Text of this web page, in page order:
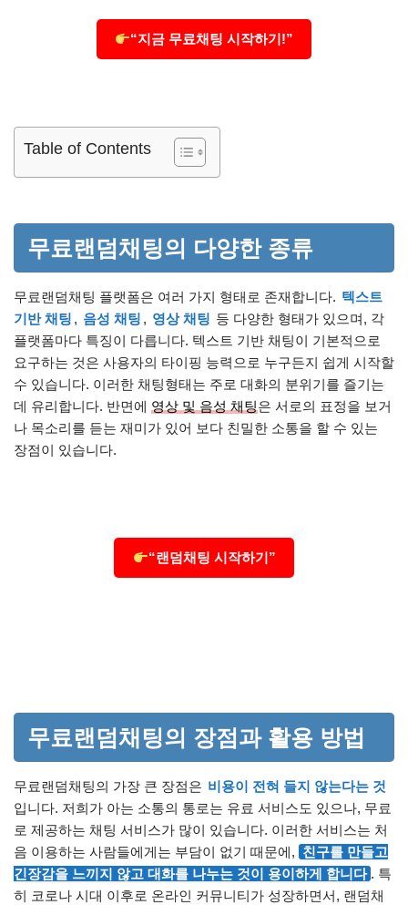
“지금 무료채팅 시작하기!”
Table of Contents
무료랜덤채팅의 다양한 종류
무료랜덤채팅 플랫폼은 여러 가지 형태로 존재합니다. 텍스트
기반 채팅 , 음성 채팅 , 영상 채팅 등 다양한 형태가 있으며, 각
플랫폼마다 특징이 다릅니다. 텍스트 기반 채팅이 기본적으로
요구하는 것은 사용자의 타이핑 능력으로 누구든지 쉽게 시작할
수 있습니다. 이러한 채팅형태는 주로 대화의 분위기를 즐기는
데 유리합니다. 반면에 영상 및 음성 채팅은 서로의 표정을 보거
나 목소리를 듣는 재미가 있어 보다 친밀한 소통을 할 수 있는
장점이 있습니다.
“랜덤채팅 시작하기”
무료랜덤채팅의 장점과 활용 방법
무료랜덤채팅의 가장 큰 장점은 비용이 전혀 들지 않는다는 것
입니다. 저희가 아는 소통의 통로는 유료 서비스도 있으나, 무료
로 제공하는 채팅 서비스가 많이 있습니다. 이러한 서비스는 처
음 이용하는 사람들에게는 부담이 없기 때문에, 친구를 만들고
긴장감을 느끼지 않고 대화를 나누는 것이 용이하게 합니다 . 특
히 코로나 시대 이후로 온라인 커뮤니티가 성장하면서, 랜덤채